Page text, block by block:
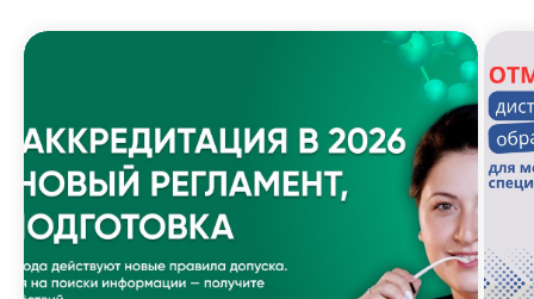
Новые курсы
Молекулярная нутрициология
Подготовка документов
Прохождение тестов по клиническим
специализированной аккредитации
Периодическая аккредитация «под ключ»